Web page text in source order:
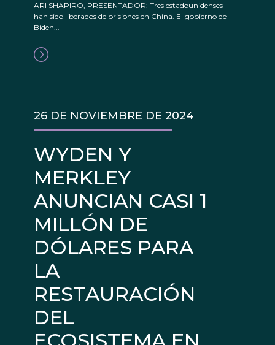
ARI SHAPIRO, PRESENTADOR: Tres estadounidenses
han sido liberados de prisiones en China. El gobierno de
Biden...
WYDEN Y
MERKLEY
ANUNCIAN CASI 1
MILLÓN DE
DÓLARES PARA
LA
RESTAURACIÓN
DEL
26 DE NOVIEMBRE DE 2024